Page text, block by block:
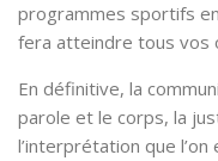
programmes sportifs
fera atteindre tous vos
En définitive, la
parole et le corps, la
l’interprétation que